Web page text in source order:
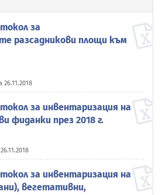
за
разсадникови площи към
26.11.2018
за инвентаризация на
фиданки през 2018 г.
за инвентаризация на
вегетативни,